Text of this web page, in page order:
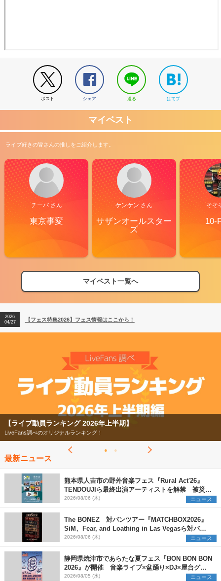
ポスト シェア 送る はてブ
マイベスト
ライブ好きの皆さんの推しをご紹介します。
チーバ さん
東京事変
ケンケン さん
サザンオールスター
ズ
そそ
10-
マイベスト一覧へ
【フェス特集2026】フェス情報はここから！
【ライブ動員ランキング】2026年上半期編発表！
2026
04/27
【フェス特集2026】フェス情報はここから！
2026
【ライブ動員ランキング 2026年上半期】
LiveFans調べのオリジナルランキング！
最新ニュース
熊本県人吉市の野外音楽フェス『Rural Act'26』
TENDOUJIら最終出演アーティストを解禁 被災地
支援プロジェクトの始動も発表
2026/08/06 (木) ニュース
The BONEZ 対バンツアー『MATCHBOX2026』
SiM、Fear, and Loathing in Las Vegasら対バン
アーティストを一斉解禁
2026/08/06 (木) ニュース
静岡県焼津市であらたな夏フェス『BON BON BON
2026』が開催 音楽ライブ×盆踊り×DJ×屋台グル
メ×ランタンナイトで彩る2日間
2026/08/05 (水) ニュース